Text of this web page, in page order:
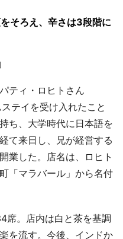
そろえ、辛さは3段階に
ティ・ロヒトさん
テイを受け入れたこと
ち、大学時代に日本語を
て来日し、兄が経営する
業した。店名は、ロヒト
「マラバール」から名付
。店内は白と茶を基調
を流す。今後、インドか